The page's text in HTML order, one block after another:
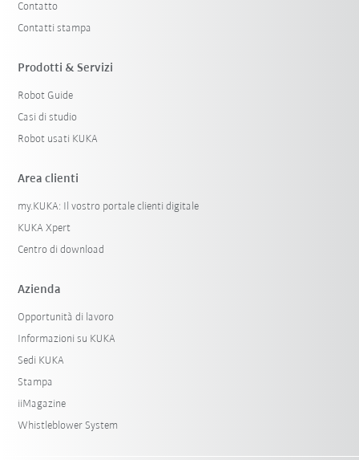
Contatto
Contatti stampa
Prodotti & Servizi
Robot Guide
Casi di studio
Robot usati KUKA
Area clienti
my.KUKA: Il vostro portale clienti digitale
KUKA Xpert
Centro di download
Azienda
Opportunità di lavoro
Informazioni su KUKA
Sedi KUKA
Stampa
iiMagazine
Whistleblower System